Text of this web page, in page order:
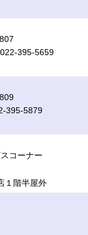
395-5659
395-5879
コーナー
１階半屋外